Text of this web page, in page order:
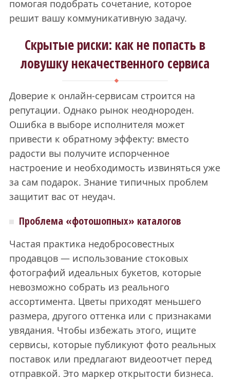
помогая подобрать сочетание, которое
решит вашу коммуникативную задачу.
Скрытые риски: как не попасть в
ловушку некачественного сервиса
Доверие к онлайн-сервисам строится на
репутации. Однако рынок неоднороден.
Ошибка в выборе исполнителя может
привести к обратному эффекту: вместо
радости вы получите испорченное
настроение и необходимость извиняться уже
за сам подарок. Знание типичных проблем
защитит вас от неудач.
Проблема «фотошопных» каталогов
Частая практика недобросовестных
продавцов — использование стоковых
фотографий идеальных букетов, которые
невозможно собрать из реального
ассортимента. Цветы приходят меньшего
размера, другого оттенка или с признаками
увядания. Чтобы избежать этого, ищите
сервисы, которые публикуют фото реальных
поставок или предлагают видеоотчет перед
отправкой. Это маркер открытости бизнеса.